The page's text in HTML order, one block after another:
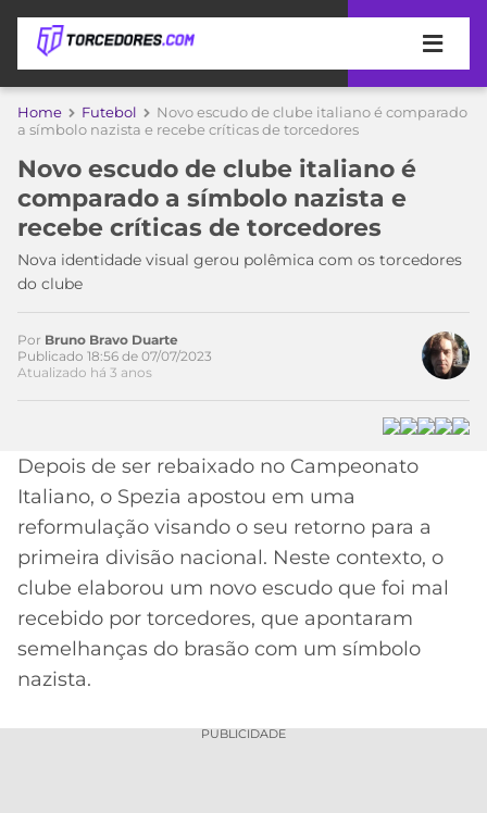
APOSTAS
DE
APOSTA
MELHORES
SITES
DE
APOSTAS
2026
BETBOOM
CÓDIGO
DE
INDICAÇÃO
BET365
CÓDIGO
BETANO
COPA
DO
MUNDO
TIMES
MEU
TIME
PALMEIRAS
CORINTHIANS
SÃO
PAULO
SANTOS
FLAMENGO
CAMPEONATOS
SÉRIE
LIBERTADORES
COPA
DO
BRASIL
ESPORTIVA
MERCADO
DA
BOLA
PALPITES
Home Futebol
Novo escudo de clube italiano é comparado
a símbolo nazista e recebe críticas de torcedores
Novo escudo de clube italiano é
comparado a símbolo nazista e
recebe críticas de torcedores
Nova identidade visual gerou polêmica com os torcedores
do clube
Acesse o perfil do autor
no Twitter
Por Bruno Bravo Duarte
Publicado 18:56 de 07/07/2023
Atualizado há 3 anos
Depois de ser rebaixado no Campeonato
Italiano, o Spezia apostou em uma
reformulação visando o seu retorno para a
primeira divisão nacional. Neste contexto, o
clube elaborou um novo escudo que foi mal
recebido por torcedores, que apontaram
semelhanças do brasão com um símbolo
nazista.
PUBLICIDADE